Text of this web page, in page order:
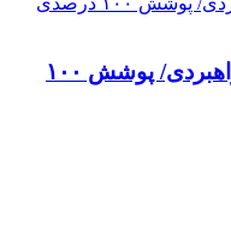
حمایت مالیاتی از ۱۸۰ محصول راهبردی/ پوشش ۱۰۰